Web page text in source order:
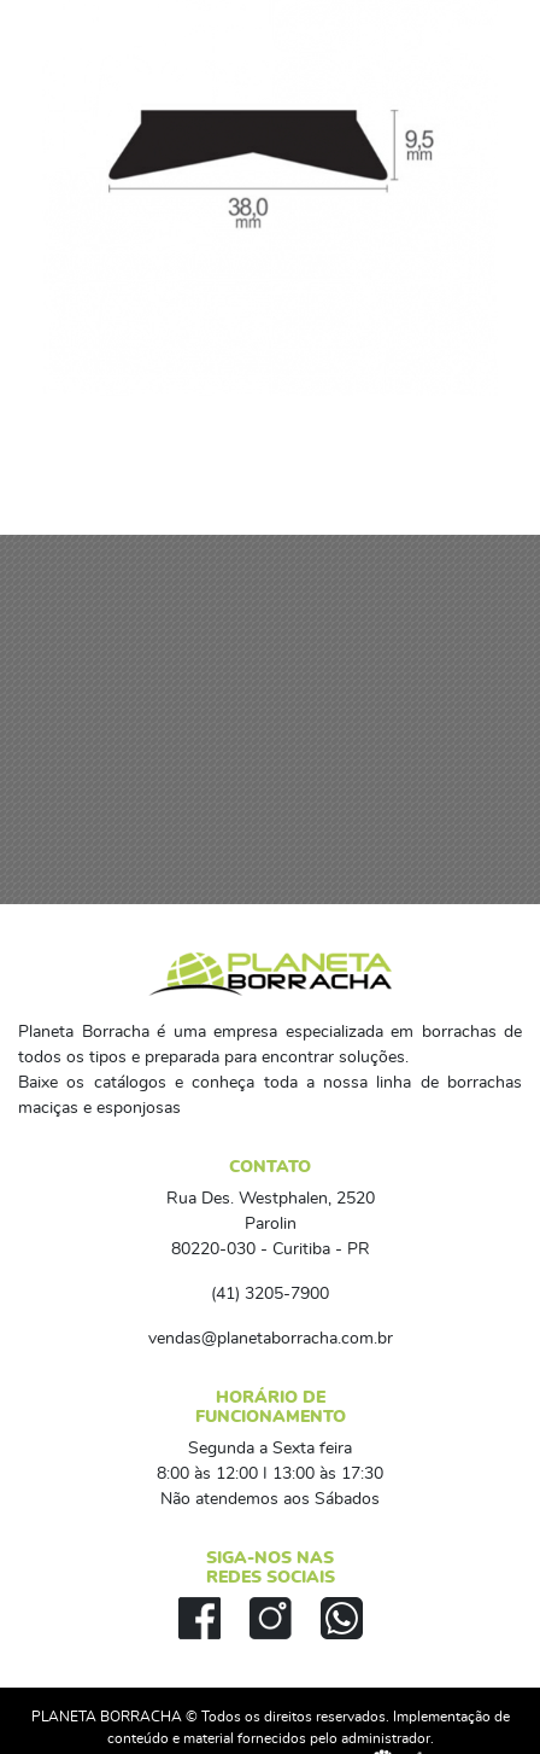
Planeta Borracha é uma empresa especializada em borrachas de
todos os tipos e preparada para encontrar soluções.
Baixe os catálogos e conheça toda a nossa linha de borrachas
maciças e esponjosas
CONTATO
Rua Des. Westphalen, 2520
Parolin
80220-030 - Curitiba - PR
(41) 3205-7900
vendas@planetaborracha.com.br
HORÁRIO DE
FUNCIONAMENTO
Segunda a Sexta feira
8:00 às 12:00 I 13:00 às 17:30
Não atendemos aos Sábados
SIGA-NOS NAS
REDES SOCIAIS
PLANETA BORRACHA © Todos os direitos reservados. Implementação de
conteúdo e material fornecidos pelo administrador.